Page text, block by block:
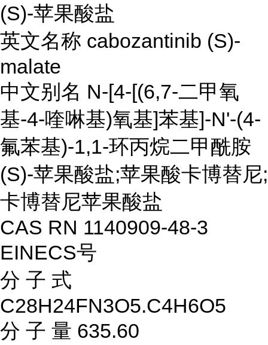
(S)-苹果酸盐
英文名称 cabozantinib (S)-
malate
中文别名 N-[4-[(6,7-二甲氧
基-4-喹啉基)氧基]苯基]-N'-(4-
氟苯基)-1,1-环丙烷二甲酰胺
(S)-苹果酸盐;苹果酸卡博替尼;
卡博替尼苹果酸盐
CAS RN 1140909-48-3
EINECS号
分 子 式
C28H24FN3O5.C4H6O5
分 子 量 635.60